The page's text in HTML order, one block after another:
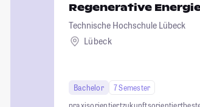
Regenerative
Technische Hochschule Lübeck
Lübeck
Bachelor
7 Semester
praxisorientiertzukunftsorientiert